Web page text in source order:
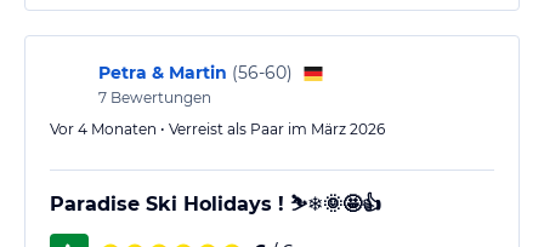
Brotsorten
▪ Frisch zubereitete Eierspeisen
▪ Neue Kaffee- und Teebar
Nachmittagsjause (14:00 Uhr - 17:00 Uhr):
▪ Viel gesundes & süßes für Zwischendurch
▪ Süße Leckereien wie Kuchen oder frischgebackener Apfel- und
Topfenstrudel
▪ im Winter mit deftigem Suppentopf
Petra & Martin (56-60)
7 Bewertungen
Vor 4 Monaten • Verreist als Paar im März 2026
Paradise Ski Holidays ! ⛷️❄️🌞🤩👍